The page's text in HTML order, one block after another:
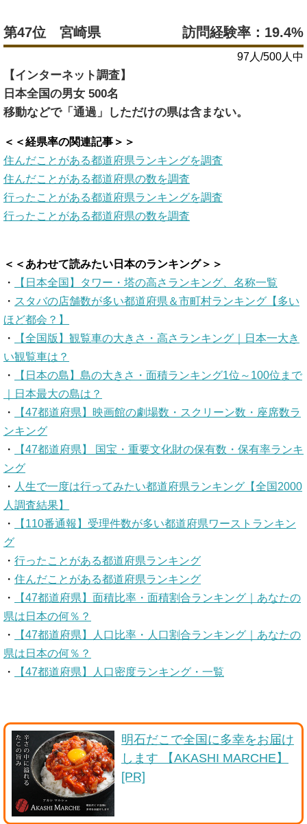
第47位 宮崎県 訪問経験率：19.4%
97人/500人中
【インターネット調査】
日本全国の男女 500名
移動などで「通過」しただけの県は含まない。
＜＜経県率の関連記事＞＞
住んだことがある都道府県ランキングを調査
住んだことがある都道府県の数を調査
行ったことがある都道府県ランキングを調査
行ったことがある都道府県の数を調査
＜＜あわせて読みたい日本のランキング＞＞
・
【日本全国】タワー・塔の高さランキング、名称一覧
・ スタバの店舗数が多い都道府県＆市町村ランキング【多い
ほど都会？】
・
【全国版】観覧車の大きさ・高さランキング｜日本一大き
い観覧車は？
・
【日本の島】島の大きさ・面積ランキング1位～100位まで
｜日本最大の島は？
・
【47都道府県】映画館の劇場数・スクリーン数・座席数ラ
ンキング
・
【47都道府県】 国宝・重要文化財の保有数・保有率ランキ
ング
・ 人生で一度は行ってみたい都道府県ランキング【全国2000
人調査結果】
・
【110番通報】受理件数が多い都道府県ワーストランキン
グ
・ 行ったことがある都道府県ランキング
・ 住んだことがある都道府県ランキング
・
【47都道府県】面積比率・面積割合ランキング｜あなたの
県は日本の何％？
・
【47都道府県】人口比率・人口割合ランキング｜あなたの
県は日本の何％？
・
【47都道府県】人口密度ランキング・一覧
明石だこで全国に多幸をお届け
します 【AKASHI MARCHE】
[PR]